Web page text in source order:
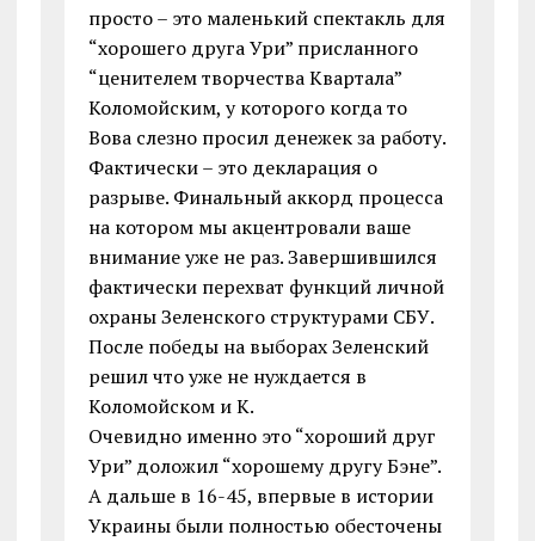
просто – это маленький спектакль для
“хорошего друга Ури” присланного
“ценителем творчества Квартала”
Коломойским, у которого когда то
Вова слезно просил денежек за работу.
Фактически – это декларация о
разрыве. Финальный аккорд процесса
на котором мы акцентровали ваше
внимание уже не раз. Завершившился
фактически перехват функций личной
охраны Зеленского структурами СБУ.
После победы на выборах Зеленский
решил что уже не нуждается в
Коломойском и К.
Очевидно именно это “хороший друг
Ури” доложил “хорошему другу Бэне”.
А дальше в 16-45, впервые в истории
Украины были полностью обесточены